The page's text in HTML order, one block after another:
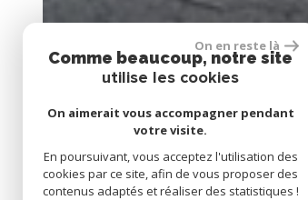
On en reste là
Comme beaucoup, notre site
utilise les cookies
On aimerait vous accompagner pendant
votre visite.
En poursuivant, vous acceptez l'utilisation des
cookies par ce site, afin de vous proposer des
contenus adaptés et réaliser des statistiques !